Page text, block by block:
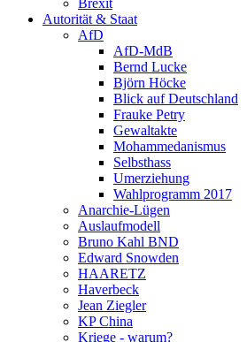
Brexit
Autorität & Staat
AfD
AfD-MdB
Bernd Lucke
Björn Höcke
Blick auf Deutschland
Frauke Petry
Gewaltakte
Mohammedanismus
Selbsthass
Umerziehung
Wahlprogramm 2017
Anarchie-Lügen
Auslaufmodell
Bruno Kahl BND
Edward Snowden
HAARETZ
Haverbeck
Jean Ziegler
KP China
Kriege - warum?